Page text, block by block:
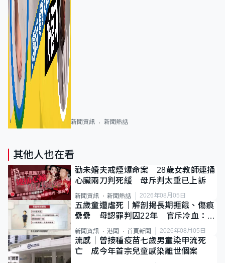
新聞資訊 新聞熱話
其他人也在看
勸未婚夫戒煙爆命案 28歲女教師連捅
心臟兩刀判死緩 母斥判太重已上訴
新聞資訊 新聞熱話 2026年08月05日
五歲童遭虐死｜解剖揭長期捱餓、傷痕
纍纍 母認罪判囚22年 官斥冷血：同
類案最惡劣
新聞資訊 港聞 首頁新聞 2026年08月05日
流感｜曾接種疫苗七歲男童染甲流死
亡 成今年首宗兒童感染離世個案